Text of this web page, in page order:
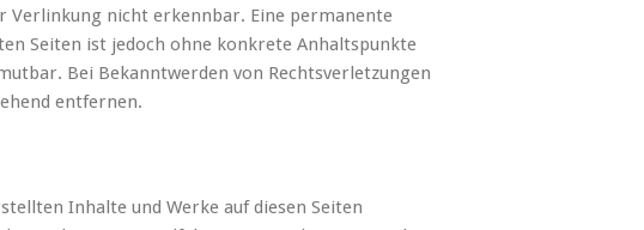
Verlinkung nicht erkennbar. Eine permanente
Seiten ist jedoch ohne konkrete Anhaltspunkte
Bei Bekanntwerden von Rechtsverletzungen
entfernen.
Inhalte und Werke auf diesen Seiten